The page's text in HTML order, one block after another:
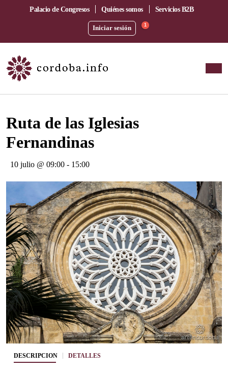
Palacio de Congresos Quiénes somos Servicios B2B
Iniciar sesión 1
Este evento ha pasado.
Ruta de las Iglesias
Fernandinas
10 julio @ 09:00 - 15:00
DESCRIPCIÓN DETALLES